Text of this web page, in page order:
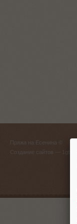
Пряжа на Есенина ©
Создание сайтов